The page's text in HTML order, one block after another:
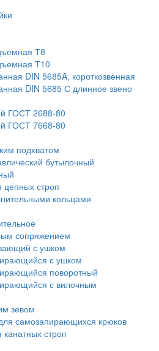
Т8
Т10
DIN 5685A, короткозвенная
DIN 5685 С длинное звено
ГОСТ 2688-80
ГОСТ 7668-80
подхватом
бутылочный
строп
кольцами
сопряжением
с ушком
с ушком
поворотный
с вилочным
зевом
самозапирающихся крюков
строп